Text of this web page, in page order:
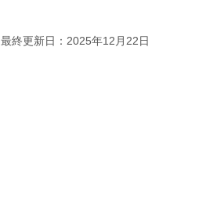
最終更新日：2025年12月22日